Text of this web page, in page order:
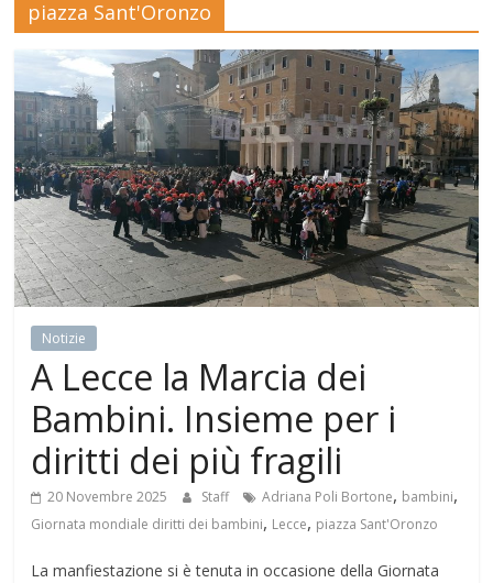
Mensile
di
cultura,
turismo
e
curiosità
piazza Sant'Oronzo
Notizie
A Lecce la Marcia dei
Bambini. Insieme per i
diritti dei più fragili
20 Novembre 2025 Staff Adriana Poli Bortone, bambini,
Giornata mondiale diritti dei bambini, Lecce, piazza Sant'Oronzo
La manfiestazione si è tenuta in occasione della Giornata